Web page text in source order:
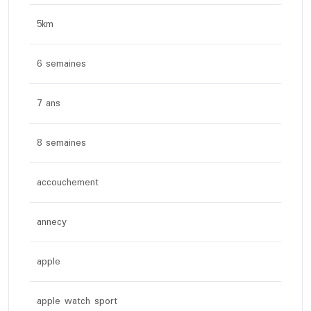
5km
6 semaines
7 ans
8 semaines
accouchement
annecy
apple
apple watch sport